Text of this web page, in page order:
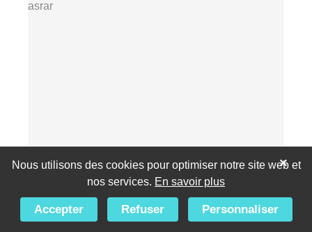
Maison asrar : budget déco
oriental calculé en 30
secondes
×
Nous utilisons des cookies pour optimiser notre site web et
nos services. En savoir plus
Accepter Refuser Personnaliser